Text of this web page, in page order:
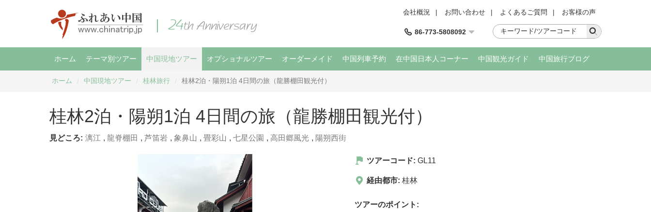
会社概況 | お問い合わせ | よくあるご質問 | お客様の声
86-773-5808092
ホーム テーマ別ツアー 中国現地ツアー オプショナルツアー オーダーメイド 中国列車予約 在中国日本人コーナー 中国観光ガイド 中国旅行ブログ
ホーム 中国現地ツアー 桂林旅行 桂林2泊・陽朔1泊 4日間の旅（龍勝棚田観光付）
桂林2泊・陽朔1泊 4日間の旅（龍勝棚田観光付）
見どころ: 漓江 , 龍脊棚田 , 芦笛岩 , 象鼻山 , 畳彩山 , 七星公園 , 高田郷風光 , 陽朔西街
ツアーコード: GL11
経由都市: 桂林
ツアーのポイント: